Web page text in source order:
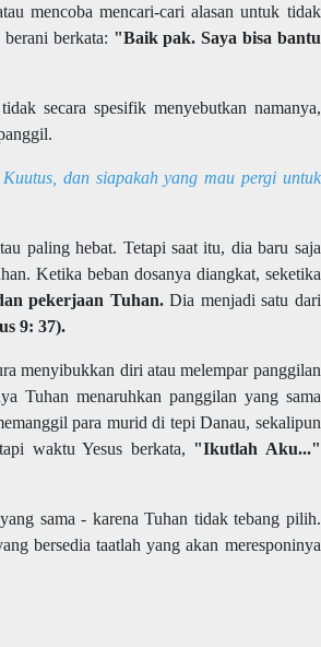
mencoba mencari-cari alasan untuk tidak
berkata: "Baik pak. Saya bisa bantu
secara spesifik menyebutkan namanya,
dan siapakah yang mau pergi untuk
paling hebat. Tetapi saat itu, dia baru saja
Ketika beban dosanya diangkat, seketika
pekerjaan Tuhan.Dia menjadi satu dari
9: 37).
menyibukkan diri atau melempar panggilan
Tuhan menaruhkan panggilan yang sama
para murid di tepi Danau, sekalipun
waktu Yesus berkata, "Ikutlah Aku..."
sama - karena Tuhan tidak tebang pilih.
bersedia taatlah yang akan meresponinya